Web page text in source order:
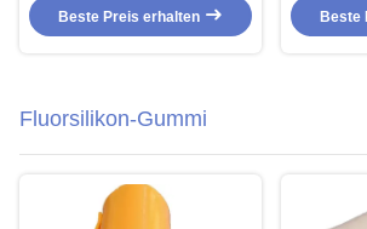
30, VC 20 für Gummi Fkm
Precompound Fluoroelastomer
Beste Preis erhalten Beste
Fluorsilikon-Gummi